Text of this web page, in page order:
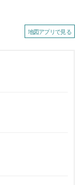
地図アプリで見る